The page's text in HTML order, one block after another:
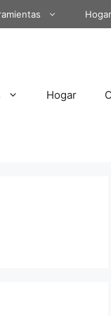
Hogar
Hogar